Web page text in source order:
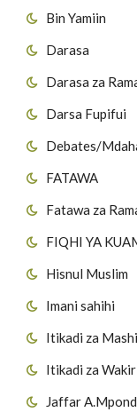
Bin Yamiin
Darasa
Darasa za
Darsa Fupifui
Debates/
FATAWA
Fatawa za
FIQHI YA
Hisnul Muslim
Imani sahihi
Itikadi za
Itikadi za
Jaffar